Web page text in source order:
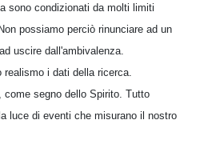
sono condizionati da molti limiti
possiamo perciò rinunciare ad un
uscire dall'ambivalenza.
i dati della ricerca.
segno dello Spirito. Tutto
luce di eventi che misurano il nostro